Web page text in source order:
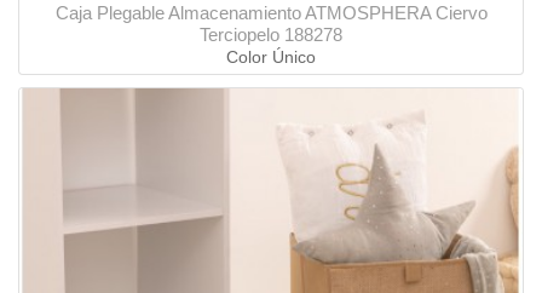
Caja Plegable Almacenamiento ATMOSPHERA Ciervo
Terciopelo 188278
Color Único